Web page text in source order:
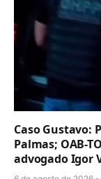
Caso Gustavo:
Palmas; OAB-
advogado Igor